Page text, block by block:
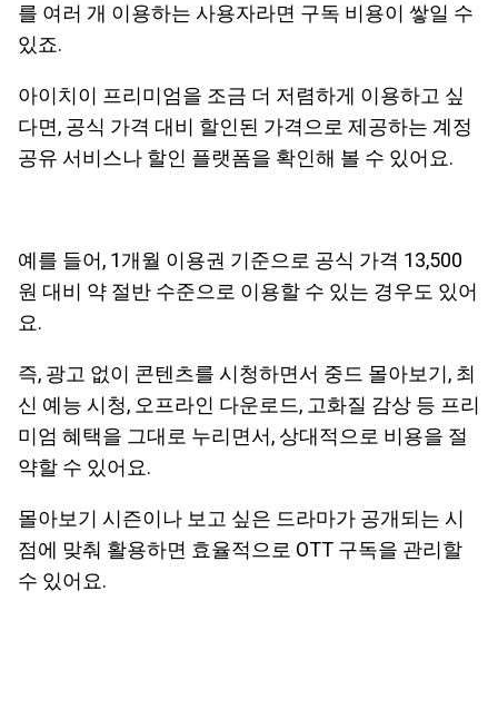
를 여러 개 이용하는 사용자라면 구독 비용이 쌓일 수
있죠.
아이치이 프리미엄을 조금 더 저렴하게 이용하고 싶
다면, 공식 가격 대비 할인된 가격으로 제공하는 계정
공유 서비스나 할인 플랫폼을 확인해 볼 수 있어요.
예를 들어, 1개월 이용권 기준으로 공식 가격 13,500
원 대비 약 절반 수준으로 이용할 수 있는 경우도 있어
요.
즉, 광고 없이 콘텐츠를 시청하면서 중드 몰아보기, 최
신 예능 시청, 오프라인 다운로드, 고화질 감상 등 프리
미엄 혜택을 그대로 누리면서, 상대적으로 비용을 절
약할 수 있어요.
몰아보기 시즌이나 보고 싶은 드라마가 공개되는 시
점에 맞춰 활용하면 효율적으로 OTT 구독을 관리할
수 있어요.